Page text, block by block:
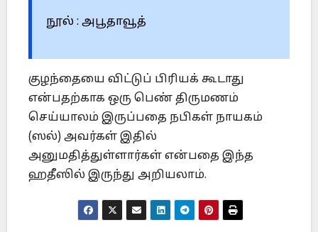
நூல் : அபூதாவூத்
குழந்தையை விட்டுப் பிரியக் கூடாது
என்பதற்காக ஒரு பெண் திருமணம்
செய்யாலம் இருப்பதை நபிகள் நாயகம்
(ஸல்) அவர்கள் இதில்
அனுமதித்துள்ளார்கள் என்பதை இந்த
ஹதீஸில் இருந்து அறியலாம்.